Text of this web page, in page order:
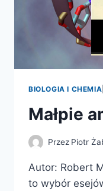
BIOLOGIA I CHEMIA
Małpie
Przez Piotr
Autor: Robert
to wybór